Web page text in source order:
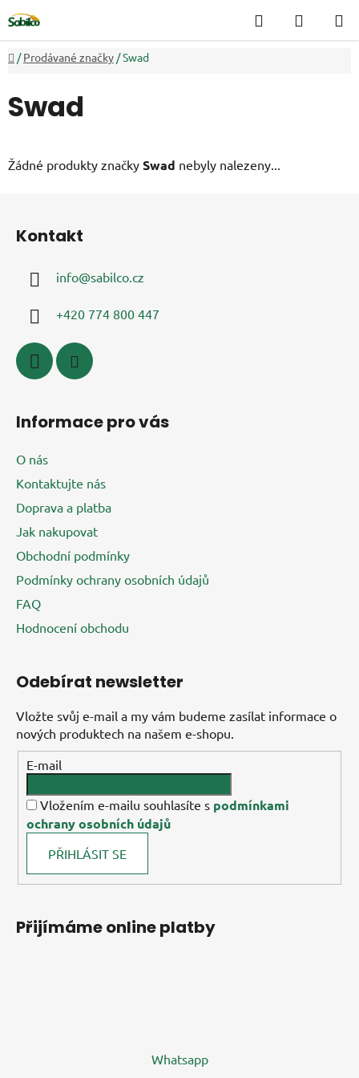
na
obsah
Hledat
KOŠÍK
Domů
/ Prodávané značky /Swad
Swad
Žádné produkty značky Swad nebyly nalezeny...
Kontakt
info@sabilco.cz
+420 774 800 447
Informace pro vás
O nás
Kontaktujte nás
Doprava a platba
Jak nakupovat
Obchodní podmínky
Podmínky ochrany osobních údajů
FAQ
Hodnocení obchodu
Odebírat newsletter
Vložte svůj e-mail a my vám budeme zasílat informace o
nových produktech na našem e-shopu.
E-mail
Vložením e-mailu souhlasíte s podmínkami
ochrany osobních údajů
PŘIHLÁSIT SE
Přijímáme online platby
Whatsapp